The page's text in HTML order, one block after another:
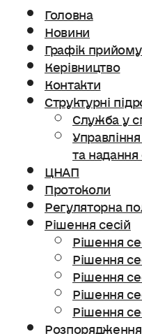
Головна
Новини
Графік
Керівництво
Контакти
Структурні
Служба у
та
ЦНАП
Протоколи
Регуляторна
Рішення сесій
Рішення
Рішення
Рішення
Рішення
Рішення